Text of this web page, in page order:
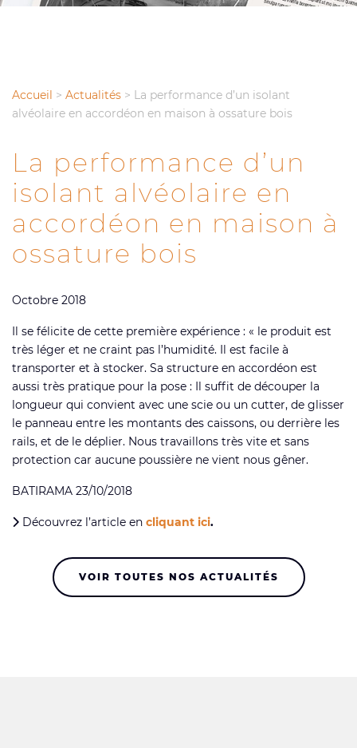
Accueil > Actualités > La performance d’un isolant
alvéolaire en accordéon en maison à ossature bois
La performance d’un
isolant alvéolaire en
accordéon en maison à
ossature bois
Octobre 2018
Il se félicite de cette première expérience : « le produit est
très léger et ne craint pas l’humidité. Il est facile à
transporter et à stocker. Sa structure en accordéon est
aussi très pratique pour la pose : Il suffit de découper la
longueur qui convient avec une scie ou un cutter, de glisser
le panneau entre les montants des caissons, ou derrière les
rails, et de le déplier. Nous travaillons très vite et sans
protection car aucune poussière ne vient nous gêner.
BATIRAMA 23/10/2018
Découvrez l’article en cliquant ici.
VOIR TOUTES NOS ACTUALITÉS